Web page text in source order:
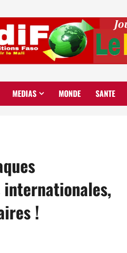
MEDIAS MONDE SANTE
!